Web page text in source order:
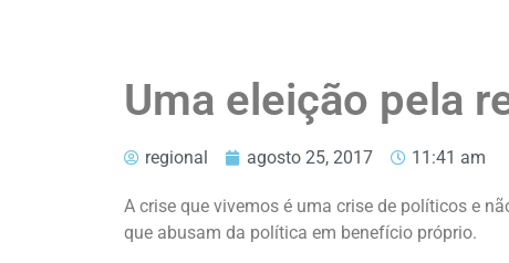
Uma eleição pela
regional agosto 25, 2017 11:41 am
A crise que vivemos é uma crise de políticos e
que abusam da política em benefício próprio.